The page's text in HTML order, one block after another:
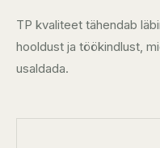
TP kvaliteet tähendab
hooldust ja töökindlust,
usaldada.